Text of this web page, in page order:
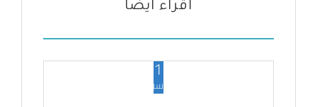
اقراء ايضا
1
سبتمبر